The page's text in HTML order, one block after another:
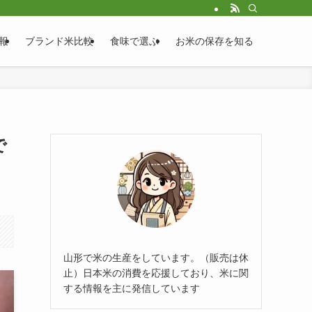
ブランド米比較 食味で選ぶ お米の保存を知る
山形で米の生産をしています。（販売は休
止）日本米の消費を応援しており、米に関
する情報を主に発信しています